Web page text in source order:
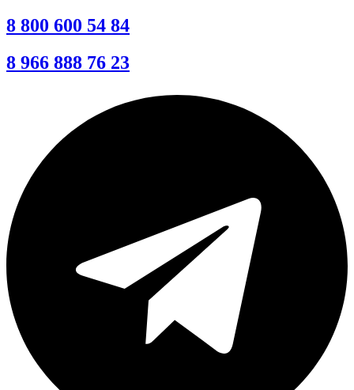
8 800 600 54 84
8 966 888 76 23